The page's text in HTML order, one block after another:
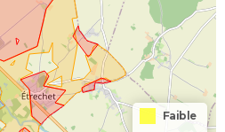
Faible